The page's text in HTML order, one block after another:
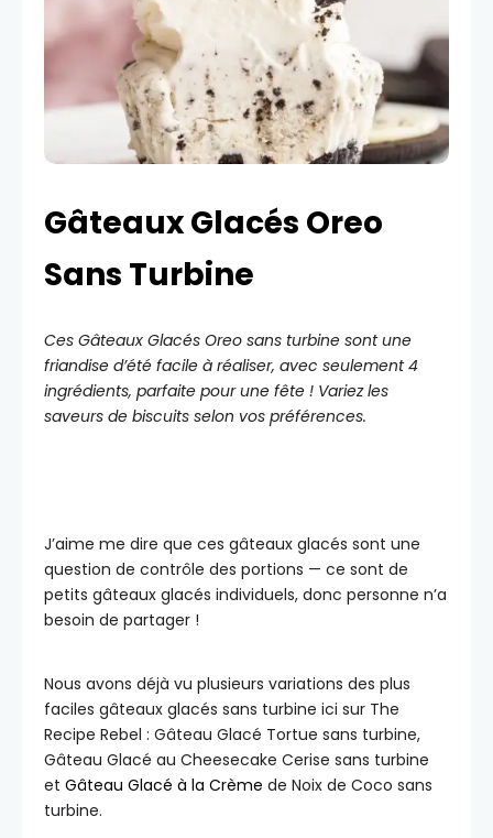
Gâteaux Glacés Oreo
Sans Turbine
Ces Gâteaux Glacés Oreo sans turbine sont une
friandise d’été facile à réaliser, avec seulement 4
ingrédients, parfaite pour une fête ! Variez les
saveurs de biscuits selon vos préférences.
J’aime me dire que ces gâteaux glacés sont une
question de contrôle des portions — ce sont de
petits gâteaux glacés individuels, donc personne n’a
besoin de partager !
Nous avons déjà vu plusieurs variations des plus
faciles gâteaux glacés sans turbine ici sur The
Recipe Rebel : Gâteau Glacé Tortue sans turbine,
Gâteau Glacé au Cheesecake Cerise sans turbine
et Gâteau Glacé à la Crème de Noix de Coco sans
turbine.